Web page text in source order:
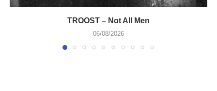
TROOST – Not All Men
06/08/2026